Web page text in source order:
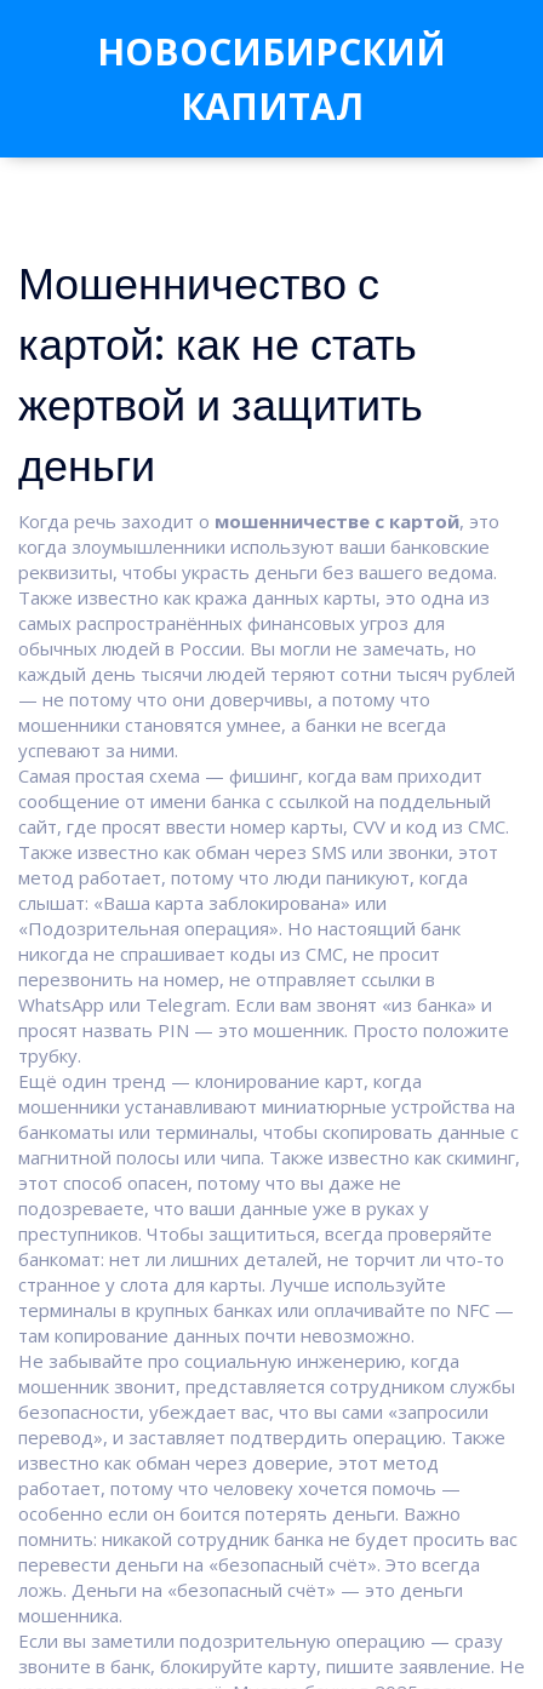
НОВОСИБИРСКИЙ
КАПИТАЛ
Мошенничество с
картой: как не стать
жертвой и защитить
деньги
Когда речь заходит о мошенничестве с картой, это
когда злоумышленники используют ваши банковские
реквизиты, чтобы украсть деньги без вашего ведома.
Также известно как кража данных карты, это одна из
самых распространённых финансовых угроз для
обычных людей в России. Вы могли не замечать, но
каждый день тысячи людей теряют сотни тысяч рублей
— не потому что они доверчивы, а потому что
мошенники становятся умнее, а банки не всегда
успевают за ними.
Самая простая схема — фишинг, когда вам приходит
сообщение от имени банка с ссылкой на поддельный
сайт, где просят ввести номер карты, CVV и код из СМС.
Также известно как обман через SMS или звонки, этот
метод работает, потому что люди паникуют, когда
слышат: «Ваша карта заблокирована» или
«Подозрительная операция». Но настоящий банк
никогда не спрашивает коды из СМС, не просит
перезвонить на номер, не отправляет ссылки в
WhatsApp или Telegram. Если вам звонят «из банка» и
просят назвать PIN — это мошенник. Просто положите
трубку.
Ещё один тренд — клонирование карт, когда
мошенники устанавливают миниатюрные устройства на
банкоматы или терминалы, чтобы скопировать данные с
магнитной полосы или чипа. Также известно как скиминг,
этот способ опасен, потому что вы даже не
подозреваете, что ваши данные уже в руках у
преступников. Чтобы защититься, всегда проверяйте
банкомат: нет ли лишних деталей, не торчит ли что-то
странное у слота для карты. Лучше используйте
терминалы в крупных банках или оплачивайте по NFC —
там копирование данных почти невозможно.
Не забывайте про социальную инженерию, когда
мошенник звонит, представляется сотрудником службы
безопасности, убеждает вас, что вы сами «запросили
перевод», и заставляет подтвердить операцию. Также
известно как обман через доверие, этот метод
работает, потому что человеку хочется помочь —
особенно если он боится потерять деньги. Важно
помнить: никакой сотрудник банка не будет просить вас
перевести деньги на «безопасный счёт». Это всегда
ложь. Деньги на «безопасный счёт» — это деньги
мошенника.
Если вы заметили подозрительную операцию — сразу
звоните в банк, блокируйте карту, пишите заявление. Не